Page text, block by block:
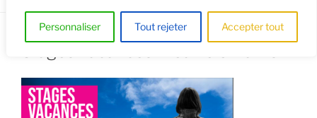
Personnaliser Tout rejeter Accepter tout